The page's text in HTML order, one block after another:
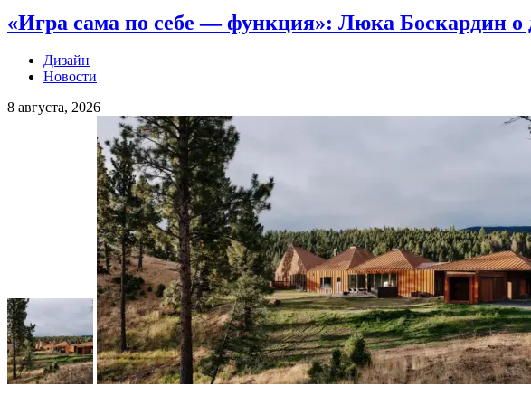
«Игра сама по себе — функция»: Люка Боскардин о
Дизайн
Новости
8 августа, 2026